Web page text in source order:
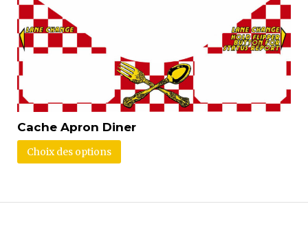
Cache Apron Diner
Choix des options